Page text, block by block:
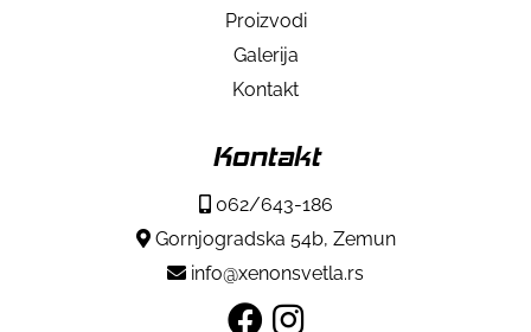
Proizvodi
Galerija
Kontakt
Kontakt
062/643-186
Gornjogradska 54b, Zemun
info@xenonsvetla.rs